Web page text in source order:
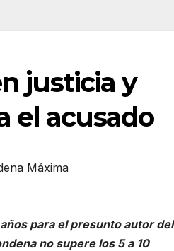
justicia y
el acusado
Máxima
para el presunto autor del
no supere los 5 a 10